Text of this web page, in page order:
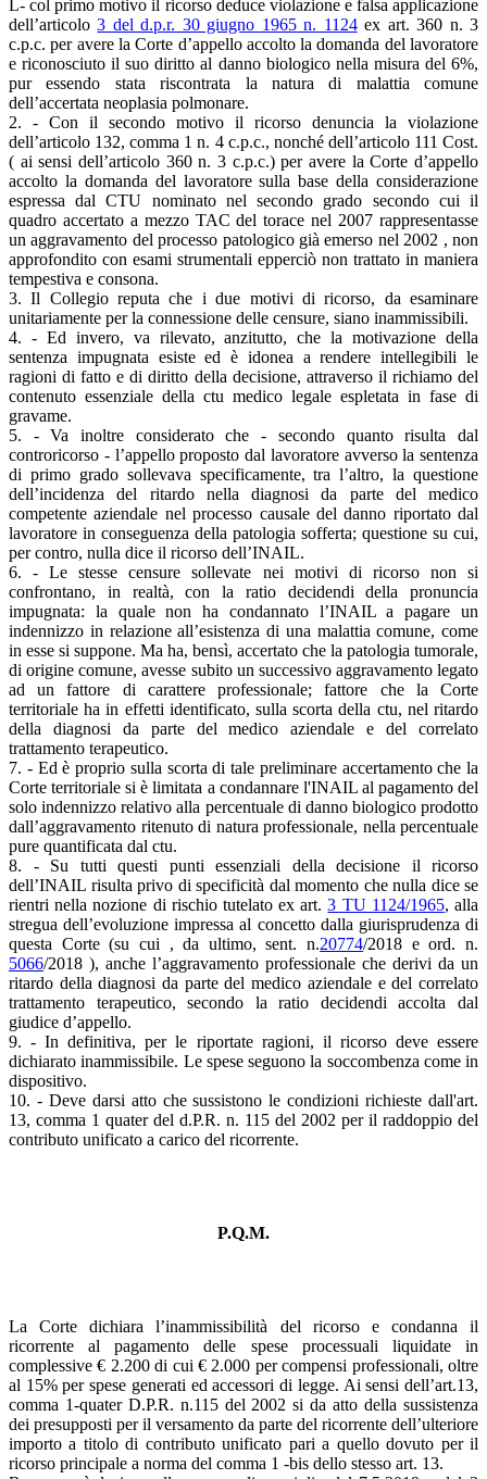
L- col primo motivo il ricorso deduce violazione e falsa applicazione
dell’articolo3 del d.p.r. 30 giugno 1965 n. 1124ex art. 360 n. 3
c.p.c. per avere la Corte d’appello accolto la domanda del lavoratore
e riconosciuto il suo diritto al danno biologico nella misura del 6%,
pur essendo stata riscontrata la natura di malattia comune
dell’accertata neoplasia polmonare.
2. - Con il secondo motivo il ricorso denuncia la violazione
dell’articolo 132, comma 1 n. 4 c.p.c., nonché dell’articolo 111 Cost.
( ai sensi dell’articolo 360 n. 3 c.p.c.) per avere la Corte d’appello
accolto la domanda del lavoratore sulla base della considerazione
espressa dal CTU nominato nel secondo grado secondo cui il
quadro accertato a mezzo TAC del torace nel 2007 rappresentasse
un aggravamento del processo patologico già emerso nel 2002 , non
approfondito con esami strumentali epperciò non trattato in maniera
tempestiva e consona.
3. Il Collegio reputa che i due motivi di ricorso, da esaminare
unitariamente per la connessione delle censure, siano inammissibili.
4. - Ed invero, va rilevato, anzitutto, che la motivazione della
sentenza impugnata esiste ed è idonea a rendere intellegibili le
ragioni di fatto e di diritto della decisione, attraverso il richiamo del
contenuto essenziale della ctu medico legale espletata in fase di
gravame.
5. - Va inoltre considerato che - secondo quanto risulta dal
controricorso - l’appello proposto dal lavoratore avverso la sentenza
di primo grado sollevava specificamente, tra l’altro, la questione
dell’incidenza del ritardo nella diagnosi da parte del medico
competente aziendale nel processo causale del danno riportato dal
lavoratore in conseguenza della patologia sofferta; questione su cui,
per contro, nulla dice il ricorso dell’INAIL.
6. - Le stesse censure sollevate nei motivi di ricorso non si
confrontano, in realtà, con la ratio decidendi della pronuncia
impugnata: la quale non ha condannato l’INAIL a pagare un
indennizzo in relazione all’esistenza di una malattia comune, come
in esse si suppone. Ma ha, bensì, accertato che la patologia tumorale,
di origine comune, avesse subito un successivo aggravamento legato
ad un fattore di carattere professionale; fattore che la Corte
territoriale ha in effetti identificato, sulla scorta della ctu, nel ritardo
della diagnosi da parte del medico aziendale e del correlato
trattamento terapeutico.
7. - Ed è proprio sulla scorta di tale preliminare accertamento che la
Corte territoriale si è limitata a condannare l'INAIL al pagamento del
solo indennizzo relativo alla percentuale di danno biologico prodotto
dall’aggravamento ritenuto di natura professionale, nella percentuale
pure quantificata dal ctu.
8. - Su tutti questi punti essenziali della decisione il ricorso
dell’INAIL risulta privo di specificità dal momento che nulla dice se
rientri nella nozione di rischio tutelato ex art.3 TU 1124/1965, alla
stregua dell’evoluzione impressa al concetto dalla giurisprudenza di
questa Corte (su cui , da ultimo, sent. n.20774/2018 e ord. n.
5066/2018 ), anche l’aggravamento professionale che derivi da un
ritardo della diagnosi da parte del medico aziendale e del correlato
trattamento terapeutico, secondo la ratio decidendi accolta dal
giudice d’appello.
9. - In definitiva, per le riportate ragioni, il ricorso deve essere
dichiarato inammissibile. Le spese seguono la soccombenza come in
dispositivo.
10. - Deve darsi atto che sussistono le condizioni richieste dall'art.
13, comma 1 quater del d.P.R. n. 115 del 2002 per il raddoppio del
contributo unificato a carico del ricorrente.
P.Q.M.
La Corte dichiara l’inammissibilità del ricorso e condanna il
ricorrente al pagamento delle spese processuali liquidate in
complessive € 2.200 di cui € 2.000 per compensi professionali, oltre
al 15% per spese generati ed accessori di legge. Ai sensi dell’art.13,
comma 1-quater D.P.R. n.115 del 2002 si da atto della sussistenza
dei presupposti per il versamento da parte del ricorrente dell’ulteriore
importo a titolo di contributo unificato pari a quello dovuto per il
ricorso principale a norma del comma 1 -bis dello stesso art. 13.